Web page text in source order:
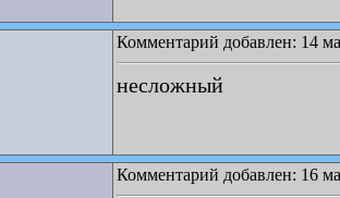
Комментарий добавлен: 14
несложный
Комментарий добавлен: 16